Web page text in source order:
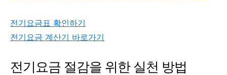
전기요금표 확인하기
전기요금 계산기 바로가기
전기요금 절감을 위한 실천 방법